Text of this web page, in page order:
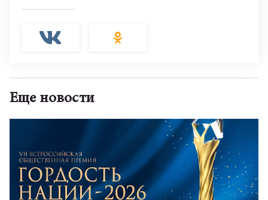
Еще новости